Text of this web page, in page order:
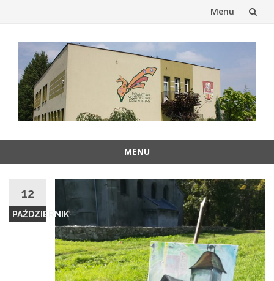
Menu
treści
MENU
12
PAŹDZIERNIK